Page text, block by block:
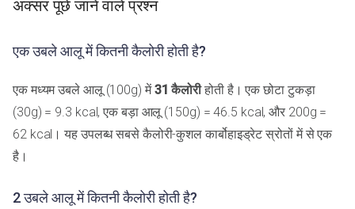
अक्सर पूछे जाने वाले प्रश्न
एक उबले आलू में कितनी कैलोरी होती है?
एक मध्यम उबले आलू (100g) में31 कैलोरीहोती है। एक छोटा टुकड़ा
(30g) = 9.3 kcal, एक बड़ा आलू (150g) = 46.5 kcal, और 200g =
62 kcal। यह उपलब्ध सबसे कैलोरी-कुशल कार्बोहाइड्रेट स्रोतों में से एक
है।
2 उबले आलू में कितनी कैलोरी होती है?